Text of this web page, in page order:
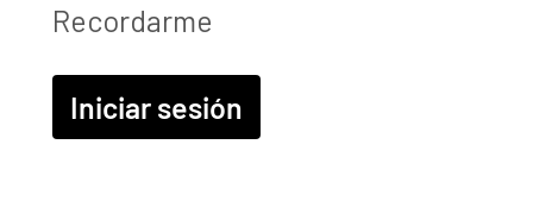
Recordarme